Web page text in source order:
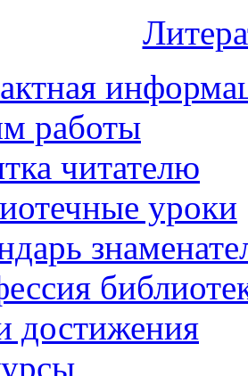
работы
читателю
уроки
достижения